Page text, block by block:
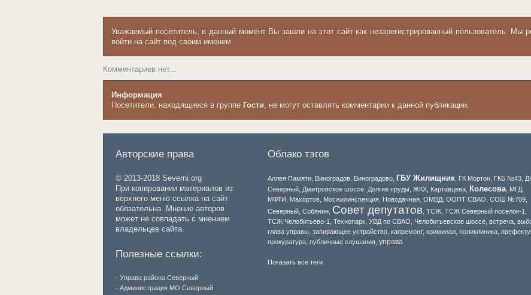
Уважаемый посетитель, в данный момент Вы зашли на этот сайт как незарегистрированный пользователь. Мы
войти на сайт под своим именем.
Комментариев нет...
Информация
Посетители, находящиеся в группе Гости , не могут оставлять комментарии к данной публикации.
Авторские права
© 2013-2018 Severni.org
При копировании материалов из
верхнего меню ссылка на сайт
обязательна. Мнение авторов
может не совпадать с мнением
владельцев сайта.
Полезные ссылки:
- Управа района Северный
- Администрация МО Северный
Облако тэгов
Аллея Памяти Виноградов Виноградово ГБУ Жилищник ГК Мортон ГКБ №43
Северный Дмитровское шоссе Долгие пруды ЖКХ Картавцева Колесова МГД
МФТИ
Махортов Мосжилинспекция Новодачная ОМВД ООПТ СВАО СОШ №709
Северный Собянин Совет депутатов ТСЖ ТСЖ Северный поселок-1
ТСЖ Челобитьево-1
Технопарк УВД по СВАО Челобитьевское шоссе встреча
глава управы запирающее устройство капремонт, криминал поликлиника
прокуратура публичные слушания управа
Показать все теги